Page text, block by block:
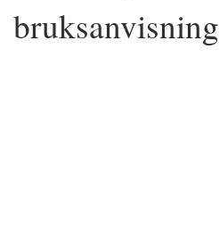
bruksanvisning